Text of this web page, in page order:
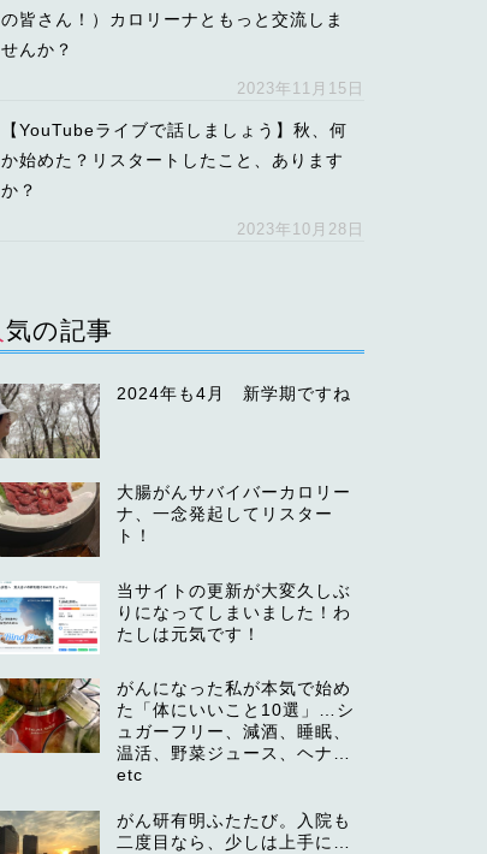
の皆さん！）カロリーナともっと交流しま
せんか？
2023年11月15日
【YouTubeライブで話しましょう】秋、何
か始めた？リスタートしたこと、あります
か？
2023年10月28日
人気の記事
2024年も4月 新学期ですね
大腸がんサバイバーカロリー
ナ、一念発起してリスター
ト！
当サイトの更新が大変久しぶ
りになってしまいました！わ
たしは元気です！
がんになった私が本気で始め
た「体にいいこと10選」…シ
ュガーフリー、減酒、睡眠、
温活、野菜ジュース、ヘナ…
etc
がん研有明ふたたび。入院も
二度目なら、少しは上手に…